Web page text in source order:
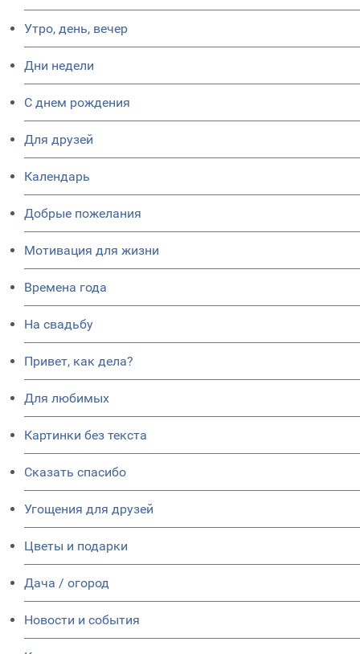
Утро, день, вечер
Дни недели
C днем рождения
Для друзей
Календарь
Добрые пожелания
Мотивация для жизни
Времена года
На свадьбу
Привет, как дела?
Для любимых
Картинки без текста
Сказать спасибо
Угощения для друзей
Цветы и подарки
Дача / огород
Новости и события